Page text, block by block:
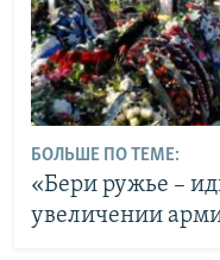
БОЛЬШЕ ПО ТЕМЕ:
«Бери ружье –
увеличении